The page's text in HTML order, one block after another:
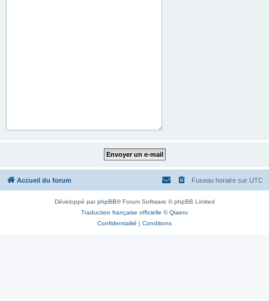
Accueil du forum Fuseau horaire sur UTC
Développé parphpBB® Forum Software © phpBB Limited
Traduction française officielle ©Qiaeru
Confidentialité | Conditions